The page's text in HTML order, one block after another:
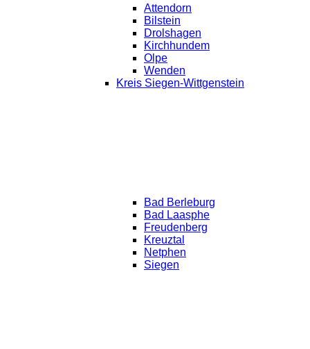
Attendorn
Bilstein
Drolshagen
Kirchhundem
Olpe
Wenden
Kreis Siegen-Wittgenstein
Bad Berleburg
Bad Laasphe
Freudenberg
Kreuztal
Netphen
Siegen